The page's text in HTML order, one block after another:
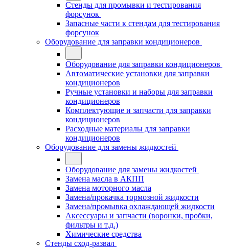
Стенды для промывки и тестирования
форсунок
Запасные части к стендам для тестирования
форсунок
Оборудование для заправки кондиционеров
Оборудование для заправки кондиционеров
Автоматические установки для заправки
кондиционеров
Ручные установки и наборы для заправки
кондиционеров
Комплектующие и запчасти для заправки
кондиционеров
Расходные материалы для заправки
кондиционеров
Оборудование для замены жидкостей
Оборудование для замены жидкостей
Замена масла в АКПП
Замена моторного масла
Замена/прокачка тормозной жидкости
Замена/промывка охлаждающей жидкости
Аксессуары и запчасти (воронки, пробки,
фильтры и т.д.)
Химические средства
Стенды сход-развал